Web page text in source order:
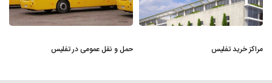
مراکز خرید تفلیس حمل و نقل عمومی در تفلیس